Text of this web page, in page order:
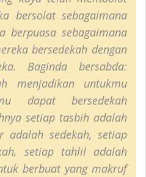
bersolat sebagaimana
berpuasa sebagaimana
bersedekah dengan
Baginda bersabda:
menjadikan untukmu
dapat bersedekah
setiap tasbih adalah
adalah sedekah, setiap
setiap tahlil adalah
berbuat yang makruf